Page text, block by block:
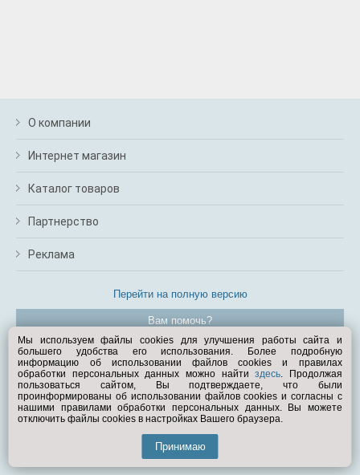
О компании
Интернет магазин
Каталог товаров
Партнерство
Реклама
Перейти на полную версию
Вам помочь?
© Exist.ru 1998—2026
Мы используем файлы cookies для улучшения работы сайта и
большего удобства его использования. Более подробную
информацию об использовании файлов cookies и правилах
обработки персональных данных можно найтиздесь. Продолжая
пользоваться сайтом, Вы подтверждаете, что были
проинформированы об использовании файлов cookies и согласны с
нашими правилами обработки персональных данных. Вы можете
отключить файлы cookies в настройках Вашего браузера.
Принимаю